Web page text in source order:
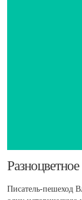
​Разноцветное
Писатель-пешеход